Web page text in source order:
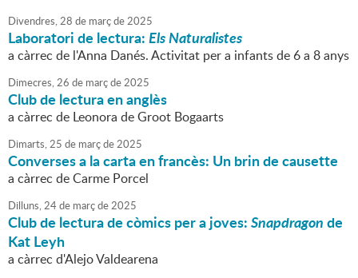
Divendres,28 de marçde2025
Laboratori de lectura:Els Naturalistes
a càrrec de l'Anna Danés. Activitat per a infants de 6 a 8 anys
Dimecres,26 de marçde2025
Club de lectura en anglès
a càrrec de Leonora de Groot Bogaarts
Dimarts,25 de marçde2025
Converses a la carta en francès: Un brin de causette
a càrrec de Carme Porcel
Dilluns,24de marçde2025
Club de lectura de còmics per a joves:Snapdragonde
Kat Leyh
a càrrec d'Alejo Valdearena